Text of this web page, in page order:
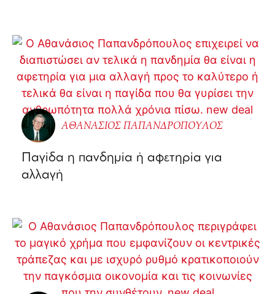
ΑΘΑΝΑΣΙΟΣ ΠΑΠΑΝΔΡΟΠΟΥΛΟΣ
Παγίδα η πανδημία ή αφετηρία για
αλλαγή